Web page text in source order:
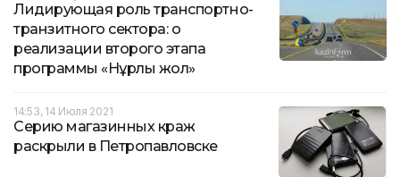
Лидирующая роль транспортно-
транзитного сектора: о
реализации второго этапа
программы «Нұрлы жол»
14:53, 14 Июля 2021
Серию магазинных краж
раскрыли в Петропавловске